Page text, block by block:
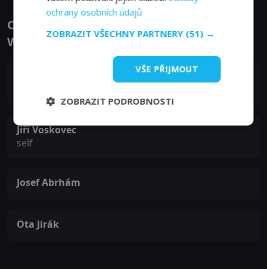
Obsazení filmu nebo pořadu Voskovec &
Werich, paralelní osudy - Herci a tvůrci
Jiří Voskovec
self
Josef Abrhám
Ota Jirák
ochrany osobních údajů
ZOBRAZIT VŠECHNY PARTNERY (51) →
VŠE PŘIJMOUT
ZOBRAZIT PODROBNOSTI